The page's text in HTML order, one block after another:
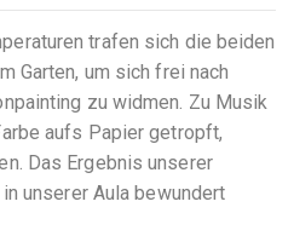
trafen sich die beiden
Garten, um sich frei nach
zu widmen. Zu Musik
aufs Papier getropft,
Das Ergebnis unserer
unserer Aula bewundert